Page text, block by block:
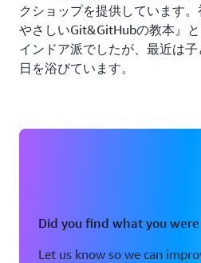
クショップを提供しています
やさしいGit&GitHubの教本』と
インドア派でしたが、最近は
日を浴びています。
Did you find what you
Let us know so we can